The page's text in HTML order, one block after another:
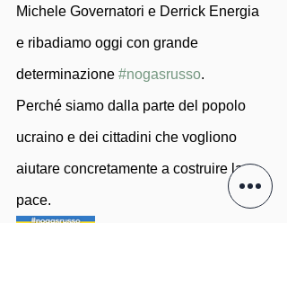
Michele Governatori e Derrick Energia
e ribadiamo oggi con grande
determinazione #nogasrusso.
Perché siamo dalla parte del popolo
ucraino e dei cittadini che vogliono
aiutare concretamente a costruire la
pace.